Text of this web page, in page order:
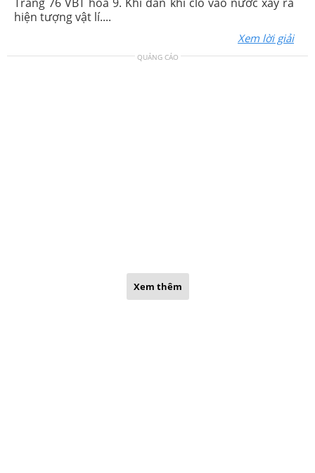
hiện tượng vật lí....
Xem lời giải
QUẢNG CÁO
Xem thêm